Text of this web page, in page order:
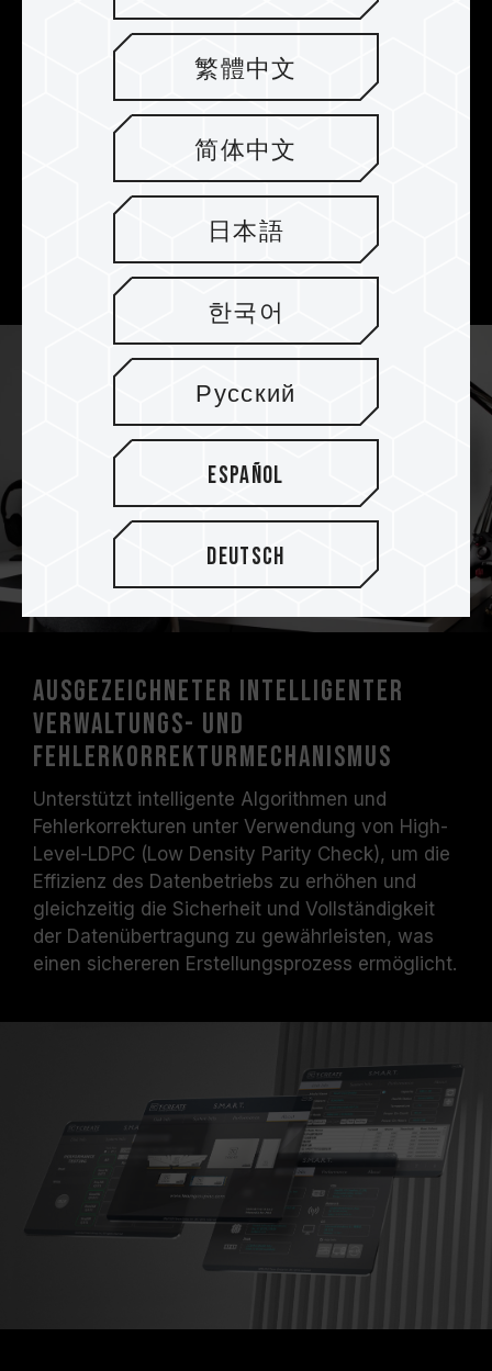
Patentierter extra-schlanker
Graphen-Kühlkörper für einen
sorgenfreien Erstellungsprozess
Der patentierte, besonders flache Graphen-
Kühlkörper leitet die durch die hohe Leistung
entstehende Wärme effektiv ab, um den
Systembetrieb zu stabilisieren, so dass sich die
Benutzer auch bei langen Arbeitszeiten keine
Sorgen machen müssen.
Ausgezeichneter intelligenter
Verwaltungs- und
Fehlerkorrekturmechanismus
Unterstützt intelligente Algorithmen und
Fehlerkorrekturen unter Verwendung von High-
Level-LDPC (Low Density Parity Check), um die
Effizienz des Datenbetriebs zu erhöhen und
gleichzeitig die Sicherheit und Vollständigkeit
der Datenübertragung zu gewährleisten, was
einen sichereren Erstellungsprozess ermöglicht.
繁體中文
简体中文
日本語
한국어
Русский
Español
Deutsch